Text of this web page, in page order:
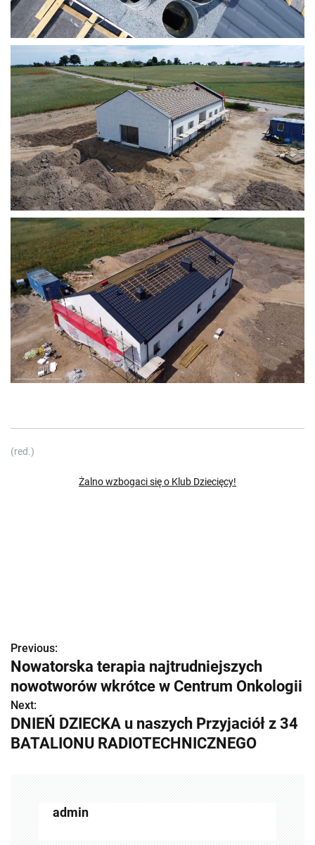
(red.)
Żalno wzbogaci się o Klub Dziecięcy!
Z
o
b
a
Previous:
Nowatorska terapia najtrudniejszych
nowotworów wkrótce w Centrum Onkologii
Next:
DNIEŃ DZIECKA u naszych Przyjaciół z 34
BATALIONU RADIOTECHNICZNEGO
admin